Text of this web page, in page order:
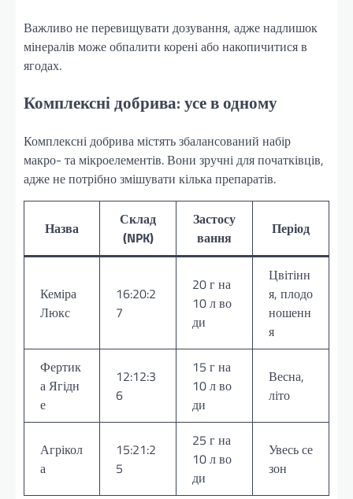
Важливо не перевищувати дозування, адже надлишок
мінералів може обпалити корені або накопичитися в
ягодах.
Комплексні добрива: усе в одному
Комплексні добрива містять збалансований набір
макро- та мікроелементів. Вони зручні для початківців,
адже не потрібно змішувати кілька препаратів.
Назва
Склад
(NPK)
Застосу
вання
Період
Кеміра
Люкс
16:20:2
7
20 г на
10 л во
ди
Цвітінн
я, плодо
ношенн
я
Фертик
а Ягідн
е
12:12:3
6
15 г на
10 л во
ди
Весна,
літо
Агрікол
а
15:21:2
5
25 г на
10 л во
ди
Увесь се
зон